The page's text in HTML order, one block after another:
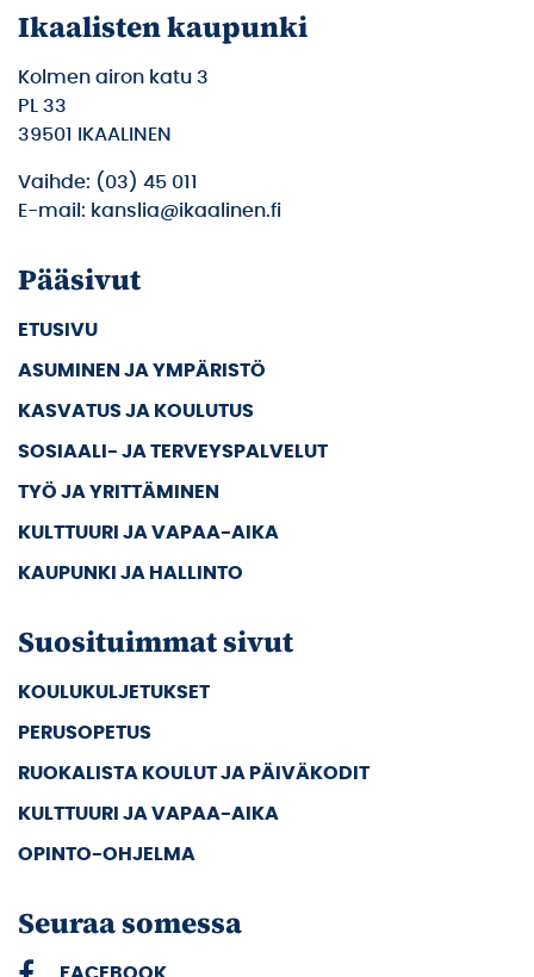
Ikaalisten kaupunki
Kolmen airon katu 3
PL 33
39501 IKAALINEN
Vaihde: (03) 45 011
E-mail: kanslia@ikaalinen.fi
Pääsivut
ETUSIVU
ASUMINEN JA YMPÄRISTÖ
KASVATUS JA KOULUTUS
SOSIAALI- JA TERVEYSPALVELUT
TYÖ JA YRITTÄMINEN
KULTTUURI JA VAPAA-AIKA
KAUPUNKI JA HALLINTO
Suosituimmat sivut
KOULUKULJETUKSET
PERUSOPETUS
RUOKALISTA KOULUT JA PÄIVÄKODIT
KULTTUURI JA VAPAA-AIKA
OPINTO-OHJELMA
Seuraa somessa
FACEBOOK